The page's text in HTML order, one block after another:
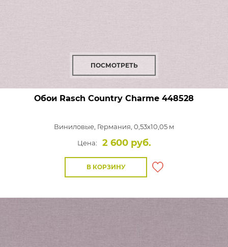
ПОСМОТРЕТЬ
Обои Rasch Country Charme 448528
Виниловые, Германия, 0,53x10,05 м
Цена:
2 600 руб.
В КОРЗИНУ